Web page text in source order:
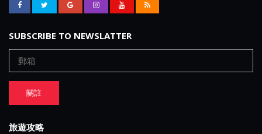
SUBSCRIBE TO NEWSLATTER
關註
旅遊攻略